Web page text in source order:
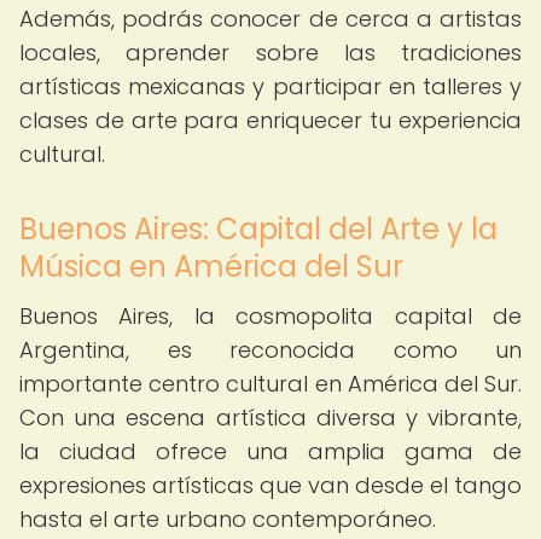
Además, podrás conocer de cerca a artistas
locales, aprender sobre las tradiciones
artísticas mexicanas y participar en talleres y
clases de arte para enriquecer tu experiencia
cultural.
Buenos Aires: Capital del Arte y la
Música en América del Sur
Buenos Aires, la cosmopolita capital de
Argentina, es reconocida como un
importante centro cultural en América del Sur.
Con una escena artística diversa y vibrante,
la ciudad ofrece una amplia gama de
expresiones artísticas que van desde el tango
hasta el arte urbano contemporáneo.